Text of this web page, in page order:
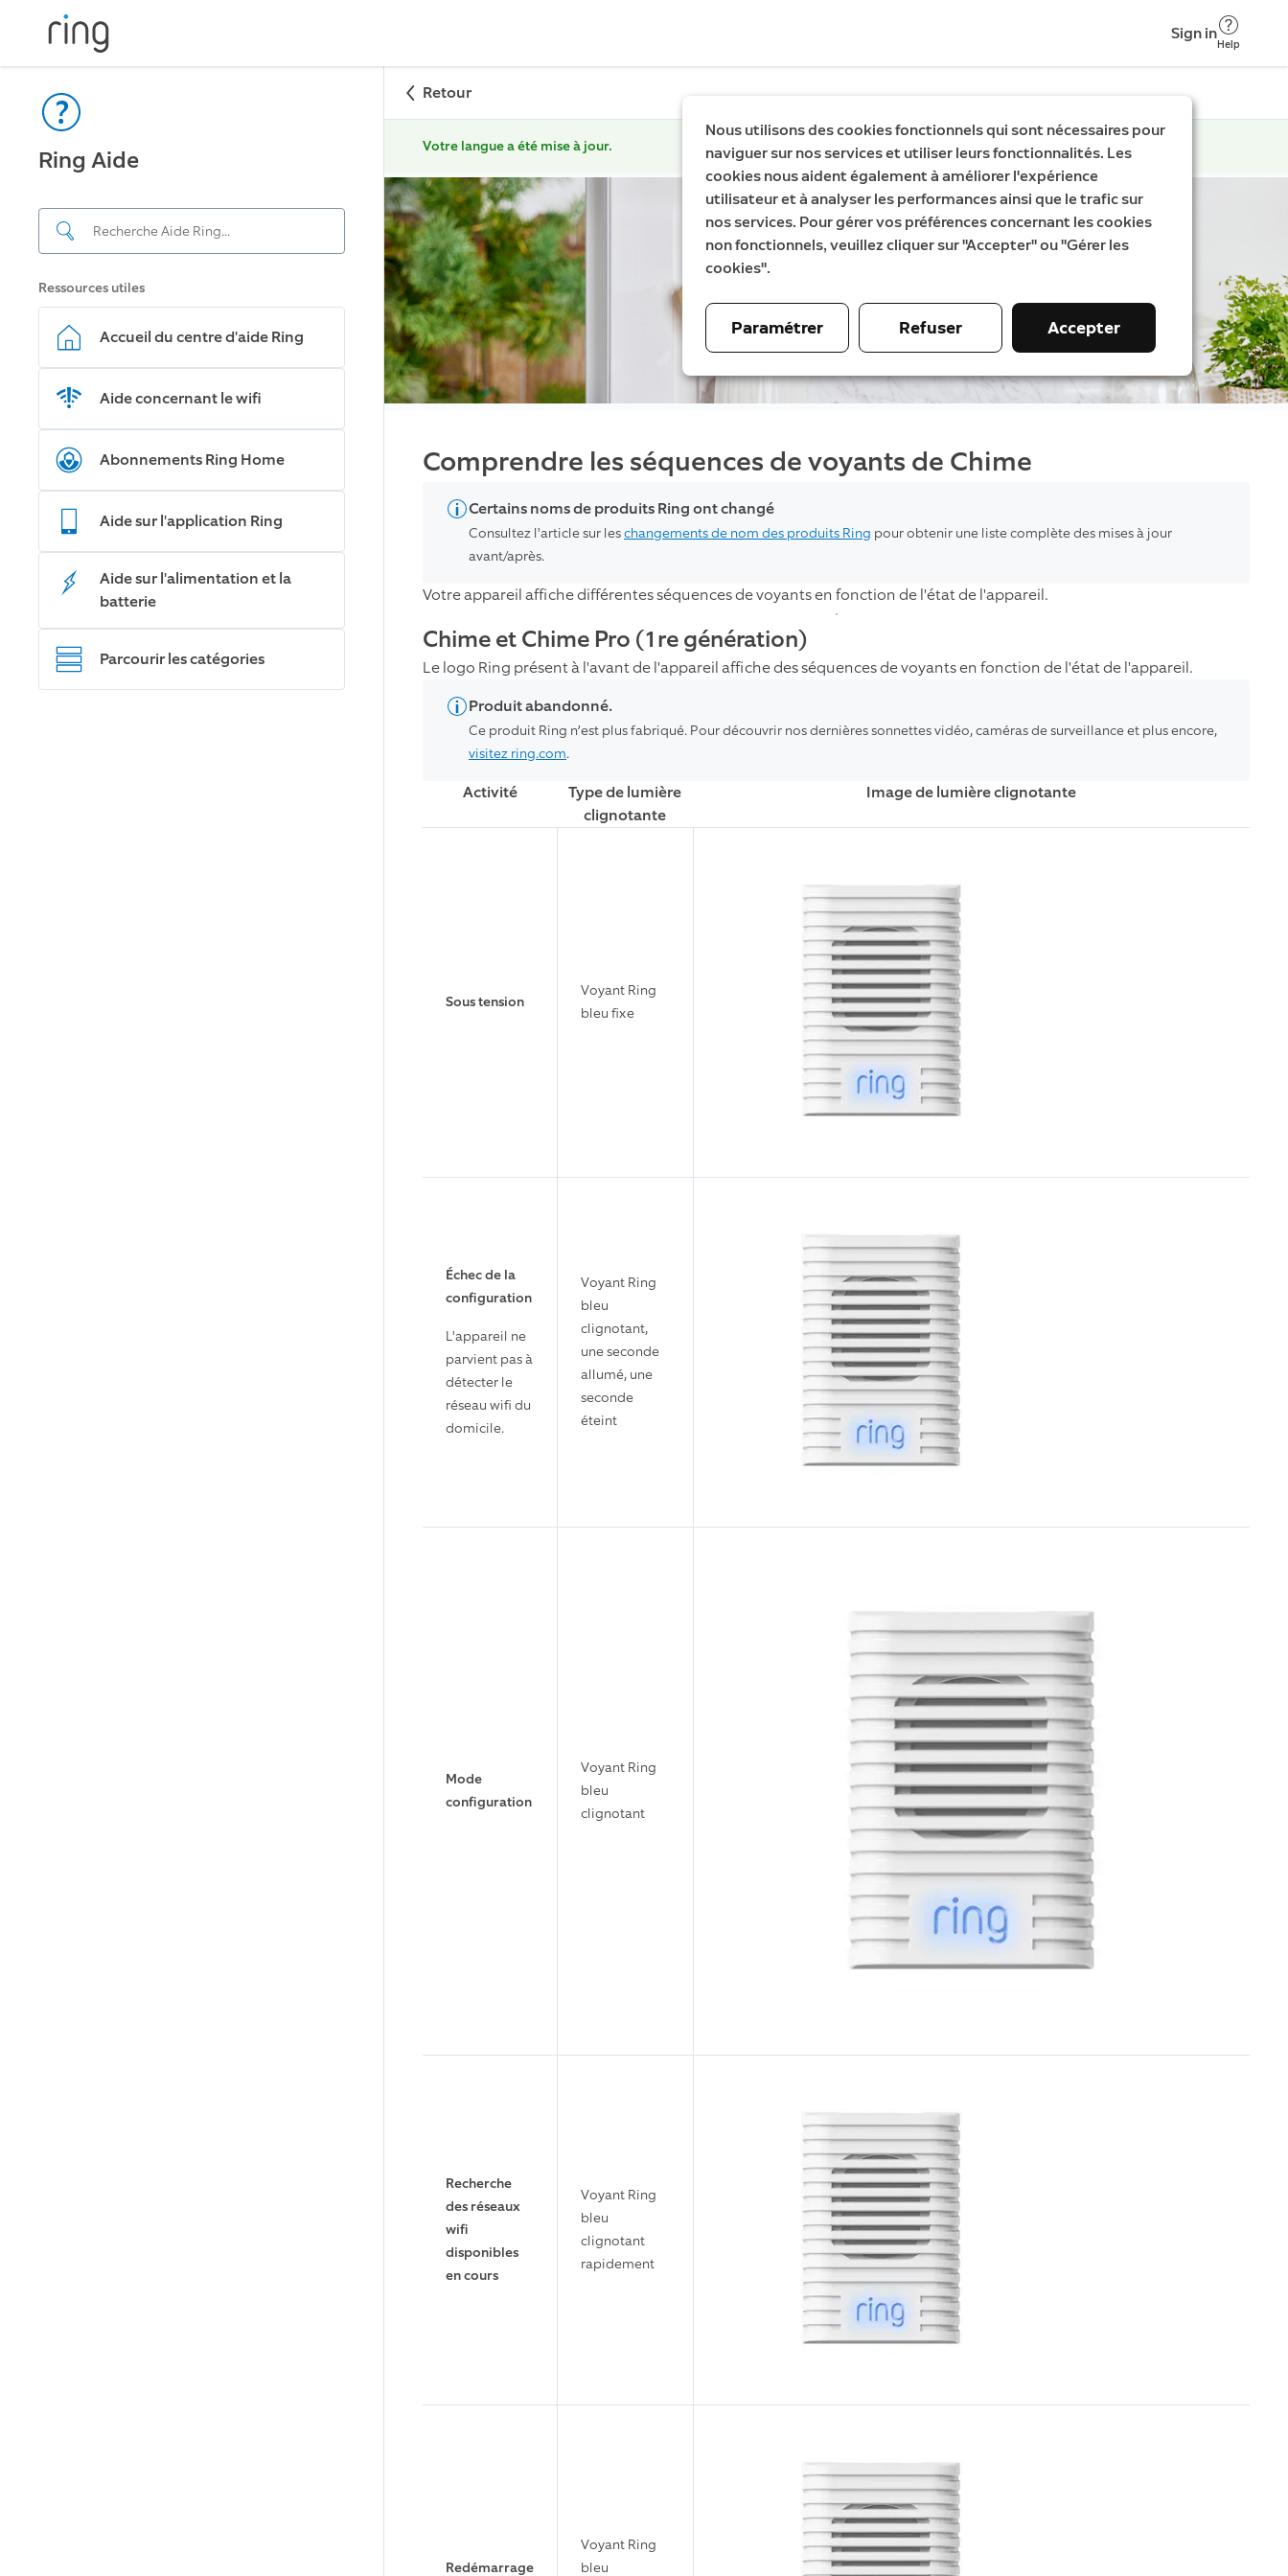
Sign in
Help
Ring Aide
Ressources utiles
Accueil du centre d'aide Ring
Aide concernant le wifi
Abonnements Ring Home
Aide sur l'application Ring
Aide sur l'alimentation et la
batterie
Parcourir les catégories
Retour
Votre langue a été mise à jour.
Comprendre les séquences de voyants de Chime
Certains noms de produits Ring ont changé
Consultez l'article sur leschangements de nom des produits Ring pour obtenir une liste complète des mises à jour
avant/après.
Votre appareil affiche différentes séquences de voyants en fonction de l'état de l'appareil.
Chime et Chime Pro (1re génération)
Le logo Ring présent à l'avant de l'appareil affiche des séquences de voyants en fonction de l'état de l'appareil.
Produit abandonné.
Ce produit Ring n’est plus fabriqué. Pour découvrir nos dernières sonnettes vidéo, caméras de surveillance et plus encore,
visitez ring.com.
Activité
Type de lumière
clignotante
Image de lumière clignotante
Sous tension
Voyant Ring
bleu fixe
Échec de la
configuration
L'appareil ne
parvient pas à
détecter le
réseau wifi du
domicile.
Voyant Ring
bleu
clignotant,
une seconde
allumé, une
seconde
éteint
Mode
configuration
Voyant Ring
bleu
clignotant
Recherche
des réseaux
wifi
disponibles
en cours
Voyant Ring
bleu
clignotant
rapidement
Redémarrage
Voyant Ring
bleu
Nous utilisons des cookies fonctionnels qui sont nécessaires pour
naviguer sur nos services et utiliser leurs fonctionnalités. Les
cookies nous aident également à améliorer l'expérience
utilisateur et à analyser les performances ainsi que le trafic sur
nos services. Pour gérer vos préférences concernant les cookies
non fonctionnels, veuillez cliquer sur "Accepter" ou "Gérer les
cookies".
Paramétrer Refuser Accepter